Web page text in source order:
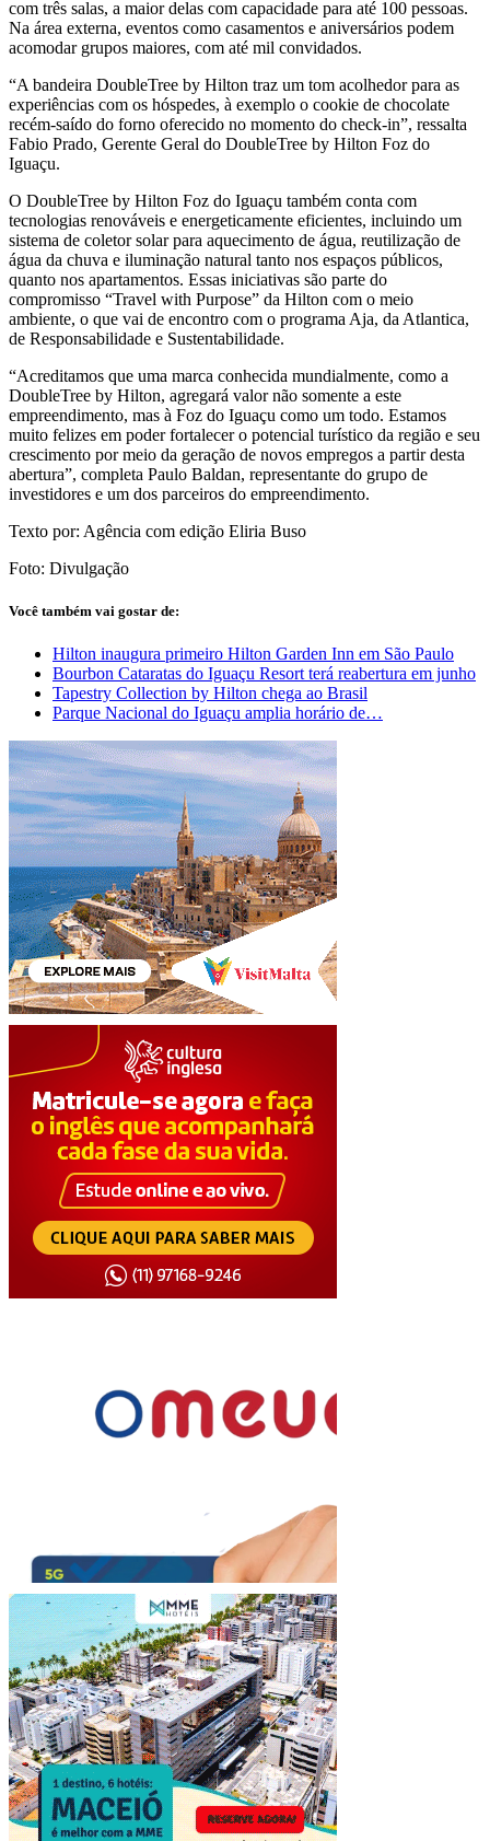
com três salas, a maior delas com capacidade para até 100 pessoas.
Na área externa, eventos como casamentos e aniversários podem
acomodar grupos maiores, com até mil convidados.
“A bandeira DoubleTree by Hilton traz um tom acolhedor para as
experiências com os hóspedes, à exemplo o cookie de chocolate
recém-saído do forno oferecido no momento do check-in”, ressalta
Fabio Prado, Gerente Geral do DoubleTree by Hilton Foz do
Iguaçu.
O DoubleTree by Hilton Foz do Iguaçu também conta com
tecnologias renováveis e energeticamente eficientes, incluindo um
sistema de coletor solar para aquecimento de água, reutilização de
água da chuva e iluminação natural tanto nos espaços públicos,
quanto nos apartamentos. Essas iniciativas são parte do
compromisso “Travel with Purpose” da Hilton com o meio
ambiente, o que vai de encontro com o programa Aja, da Atlantica,
de Responsabilidade e Sustentabilidade.
“Acreditamos que uma marca conhecida mundialmente, como a
DoubleTree by Hilton, agregará valor não somente a este
empreendimento, mas à Foz do Iguaçu como um todo. Estamos
muito felizes em poder fortalecer o potencial turístico da região e seu
crescimento por meio da geração de novos empregos a partir desta
abertura”, completa Paulo Baldan, representante do grupo de
investidores e um dos parceiros do empreendimento.
Texto por: Agência com edição Eliria Buso
Foto: Divulgação
Você também vai gostar de:
Hilton inaugura primeiro Hilton Garden Inn em São Paulo
Bourbon Cataratas do Iguaçu Resort terá reabertura em junho
Tapestry Collection by Hilton chega ao Brasil
Parque Nacional do Iguaçu amplia horário de…